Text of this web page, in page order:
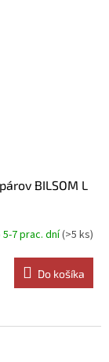
BILSOM L
5-7 prac. dní(>5 ks)
Do košíka